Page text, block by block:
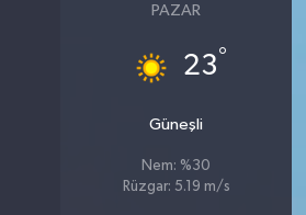
PAZAR
23°
Güneşli
Nem: %30
Rüzgar: 5.19 m/s